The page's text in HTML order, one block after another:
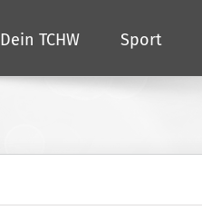
Dein TCHW Sport